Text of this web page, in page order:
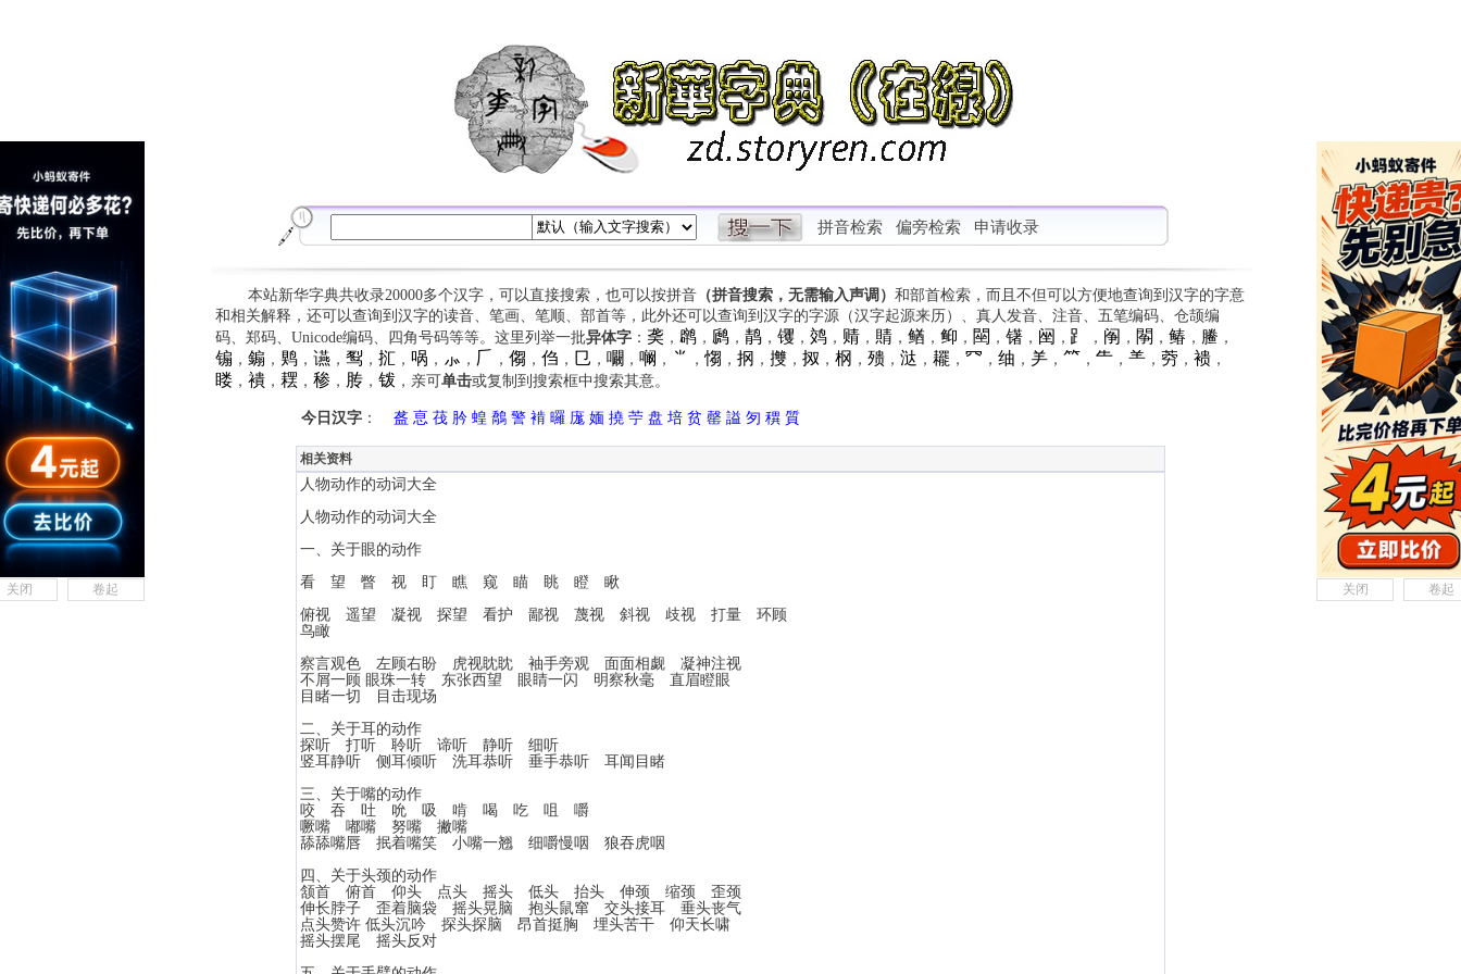
拼音检索 偏旁检索 申请收录
本站新华字典共收录20000多个汉字，可以直接搜索，也可以按拼音（拼音搜索，无需输入声调） 和部首检索，而且不但可以方便地查询到汉字的字意
和相关解释，还可以查询到汉字的读音、笔画、笔顺、部首等，此外还可以查询到汉字的字源（汉字起源来历）、真人发音、注音、五笔编码、仓颉编
码、郑码、Unicode编码、四角号码等等。这里列举一批异体字： 䶮 ， 䴙， 䴘， 䴖， 䦆， 䴔， 䞍， 䝼， 䲡 ， 䲟 ， 䦟 ， 䦃， 䦷 ， ⻊ ， 䦶 ， 䦛 ， 䲠 ， 䲢 ，
䦂 ， 䥇 ， 䴗， 䜩， 䴕， 㧟 ， 㖞 ， ⺗ ， 𠂆 ， 㑳 ， 㑇 ， 㔾 ， 㘚 ， 㘎 ， ⺌ ， 㥮 ， 㧏 ， 㩳， 㧐 ， 㭎 ， 㱮， 㳠 ， 䎱 ， ⺳ ， 䌷 ， ⺶， ⺮ ， ⺧， ⺷， 䓖， 䙌，
䁖， 䙡， 䎬 ， 䅟， 䏝， 䥽，亲可单击或复制到搜索框中搜索其意。
今日汉字 ： 盋 恴 茷 肣 蝗 鷮 警 褃 曪 庬 媔 撓 苧 盘 培 贫 罄 謚 匇 穓 質
相关资料
人物动作的动词大全
人物动作的动词大全
一、关于眼的动作
看 望 瞥 视 盯 瞧 窥 瞄 眺 瞪 瞅
俯视 遥望 凝视 探望 看护 鄙视 蔑视 斜视 歧视 打量 环顾
鸟瞰
察言观色 左顾右盼 虎视眈眈 袖手旁观 面面相觑 凝神注视
不屑一顾 眼珠一转 东张西望 眼睛一闪 明察秋毫 直眉瞪眼
目睹一切 目击现场
二、关于耳的动作
探听 打听 聆听 谛听 静听 细听
竖耳静听 侧耳倾听 洗耳恭听 垂手恭听 耳闻目睹
三、关于嘴的动作
咬 吞 吐 吮 吸 啃 喝 吃 咀 嚼
噘嘴 嘟嘴 努嘴 撇嘴
舔舔嘴唇 抿着嘴笑 小嘴一翘 细嚼慢咽 狼吞虎咽
四、关于头颈的动作
颔首 俯首 仰头 点头 摇头 低头 抬头 伸颈 缩颈 歪颈
伸长脖子 歪着脑袋 摇头晃脑 抱头鼠窜 交头接耳 垂头丧气
点头赞许 低头沉吟 探头探脑 昂首挺胸 埋头苦干 仰天长啸
摇头摆尾 摇头反对
关闭 卷起 关闭 卷起